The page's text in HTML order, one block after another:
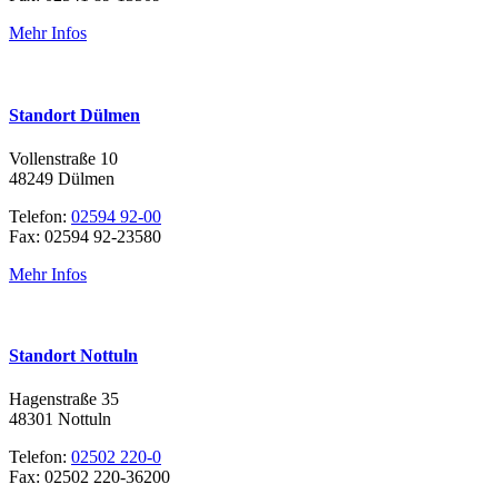
Mehr Infos
Standort Dülmen
Vollenstraße 10
48249 Dülmen
Telefon: 02594 92-00
Fax: 02594 92-23580
Mehr Infos
Standort Nottuln
Hagenstraße 35
48301 Nottuln
Telefon: 02502 220-0
Fax: 02502 220-36200